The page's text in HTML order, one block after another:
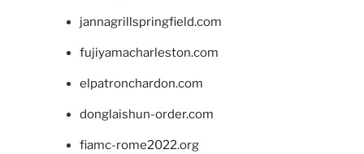
jannagrillspringfield.com
fujiyamacharleston.com
elpatronchardon.com
donglaishun-order.com
fiamc-rome2022.org